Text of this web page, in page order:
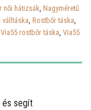
női hátizsák, Nagyméretű
válltáska, Rostbőr táska,
Via55 rostbőr táska, Via55
és segít